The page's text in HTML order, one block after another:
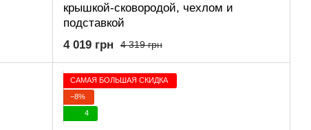
крышкой-сковородой, чехлом и
подставкой
4 319 грн
4 019 грн
САМАЯ БОЛЬШАЯ СКИДКА
−8%
4